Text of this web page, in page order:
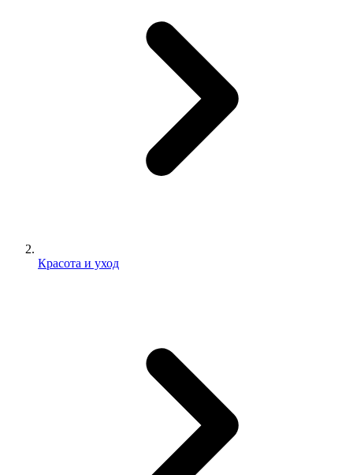
Красота и уход